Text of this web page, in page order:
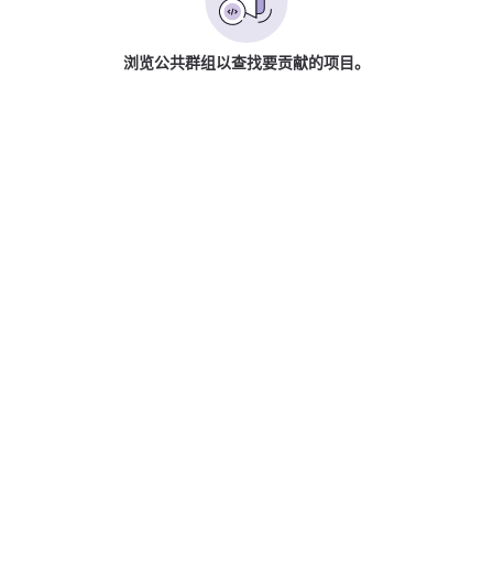
浏览公共群组以查找要贡献的项目。